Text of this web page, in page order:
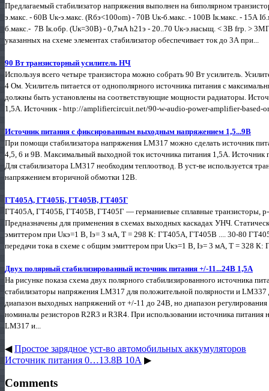
Предлагаемый стабилизатор напряжения выполнен на биполярном
э.макс. - 60В Uк-э.макс. (Rбэ<100om) - 70В Uк-б.макс. - 100В Iк.макс. - 15А
б.макс.- 7В Iк.обр. (Uк=30В) - 0,7мА h21э - 20..70 Uк-э.насыщ. < 3В fгр. >
указанных на схеме элементах стабилизатор обеспечивает ток до 3А при...
90 Вт транзисторный усилитель НЧ
Используя всего четыре транзистора можно собрать 90 Вт усилитель.
4 Ом. Усилитель питается от однополярного источника питания с
должны быть установлены на соответствующие мощности радиаторы.
1,5А. Источник - http://amplifiercircuit.net/90-w-audio-power-amplifier-based-
Источник питания с фиксированным выходным напряжением 1,5...9В
При помощи стабилизатора напряжения LM317 можно сделать источник
4,5, 6 и 9В. Максимальный выходной ток источника питания 1,5А.
Для стабилизатора LM317 необходим теплоотвод. В уст-ве используется
напряжением вторичной обмотки 12В.
ГТ405А, ГТ405Б, ГТ405В, ГТ405Г
ГТ405А, ГТ405Б, ГТ405В, ГТ405Г — германиевые сплавные транзисторы,
Предназначены для применения в схемах выходных каскадах УНЧ.
эмиттером при Uкэ=1 В, Iэ= 3 мА, Т = 298 К: ГТ405А, ГТ405В .... 30-80
передачи тока в схеме с общим эмиттером при Uкэ=1 В, Iэ= 3 мА, Т = 328
Двух полярный стабилизированный источник питания +/-11...24В 1,5А
На рисунке показа схема двух полярного стабилизированного источника
стабилизаторы напряжения LM317 для положительной полярности и LM337
диапазон выходных напряжений от +/-11 до 24В, но диапазон
номиналы резисторов R2R3 и R3R4. При использовании источника питания
LM317 и...
◀Простое зарядное уст-во автомобильных аккумуляторов
Источник питания 0…13.8В 10А ▶
Comments